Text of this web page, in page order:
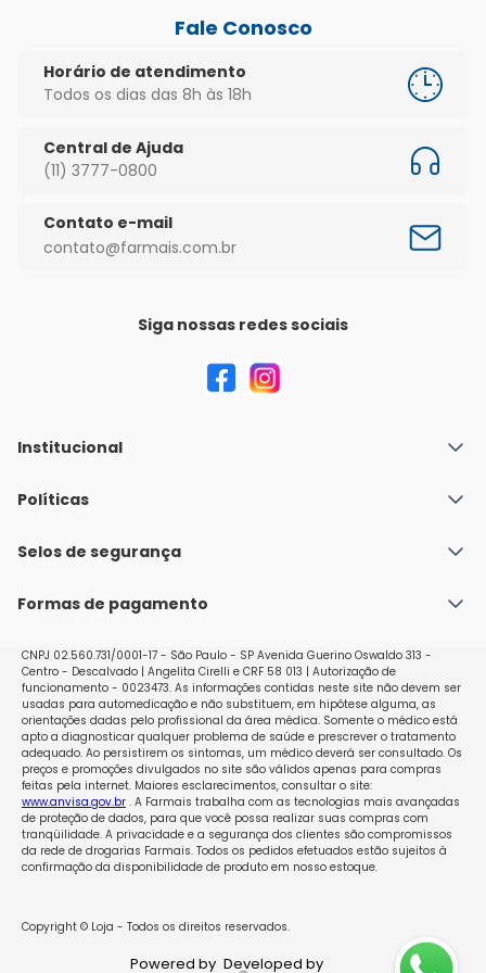
médico Siga corretamente o modo de usar. Em caso
orientação do farmacêutico. Não desaparecendo os
sintomas, procure orientação médica ou de seu
Fale Conosco
Horário de atendimento
Todos os dias das 8h às 18h
Central de Ajuda
(11) 3777-0800
Contato e-mail
contato@farmais.com.br
Siga nossas redes sociais
Institucional
Quem Somos
Nossas lojas
Políticas
Política de Envio
Políticas de Trocas e Devoluções
Selos de segurança
Formas de pagamento
CNPJ 02.560.731/0001-17 - São Paulo - SP Avenida Guerino Oswaldo 313 -
Centro - Descalvado | Angelita Cirelli e CRF 58 013 | Autorização de
funcionamento - 0023473. As informações contidas neste site não devem ser
usadas para automedicação e não substituem, em hipótese alguma, as
orientações dadas pelo profissional da área médica. Somente o médico está
apto a diagnosticar qualquer problema de saúde e prescrever o tratamento
adequado. Ao persistirem os sintomas, um médico deverá ser consultado. Os
preços e promoções divulgados no site são válidos apenas para compras
feitas pela internet. Maiores esclarecimentos, consultar o site:
www.anvisa.gov.br. A Farmais trabalha com as tecnologias mais avançadas
de proteção de dados, para que você possa realizar suas compras com
tranqüilidade. A privacidade e a segurança dos clientes são compromissos
da rede de drogarias Farmais. Todos os pedidos efetuados estão sujeitos à
confirmação da disponibilidade de produto em nosso estoque.
Copyright © Loja - Todos os direitos reservados.
Powered by Developed by